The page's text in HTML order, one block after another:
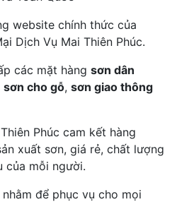
website chính thức của
Dịch Vụ Mai Thiên Phúc.
các mặt hàng sơn dân
sơn cho gỗ, sơn giao thông
Phúc cam kết hàng
xuất sơn, giá rẻ, chất lượng
của mỗi người.
để phục vụ cho mọi